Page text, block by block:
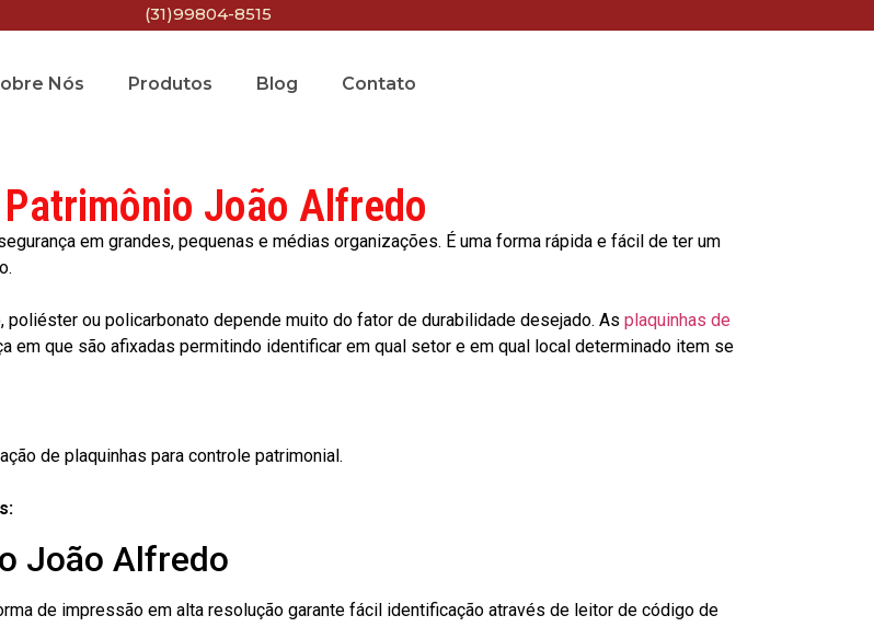
(31)99804-8515
Nós Produtos Blog Contato
João Alfredo
em grandes, pequenas e médias organizações. É uma forma rápida e fácil de ter um
ou policarbonato depende muito do fator de durabilidade desejado. As plaquinhas de
em que são afixadas permitindo identificar em qual setor e em qual local determinado item se
de plaquinhas para controle patrimonial.
João Alfredo
de impressão em alta resolução garante fácil identificação através de leitor de código de